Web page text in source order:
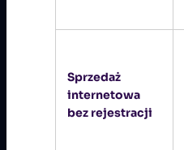
Sprzedaż
internetowa
bez rejestracji